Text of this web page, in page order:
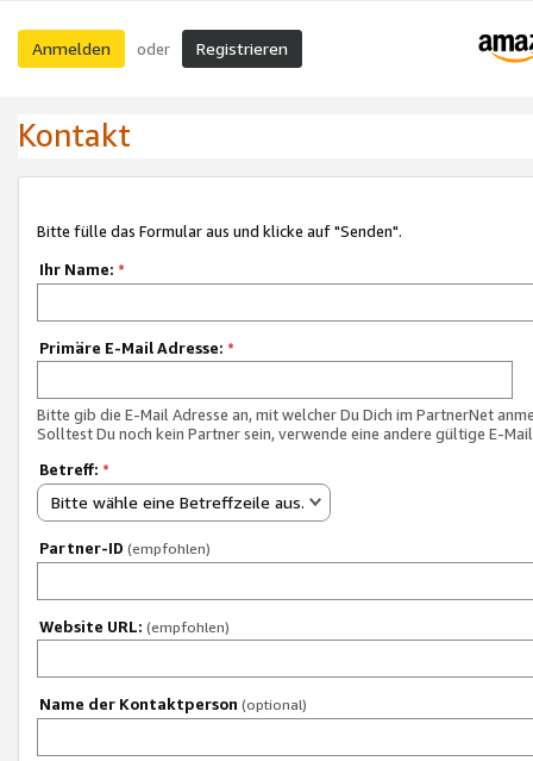
Anmelden oder Registrieren
Kontakt
Bitte fülle das Formular aus und klicke auf "Senden".
Ihr Name: *
Primäre E-Mail Adresse: *
Bitte gib die E-Mail Adresse an, mit welcher Du Dich im PartnerNet
Solltest Du noch kein Partner sein, verwende eine andere gültige E-
Betreff: *
Bitte wähle eine Betreffzeile aus.
Partner-ID (empfohlen)
Website URL: (empfohlen)
Name der Kontaktperson (optional)